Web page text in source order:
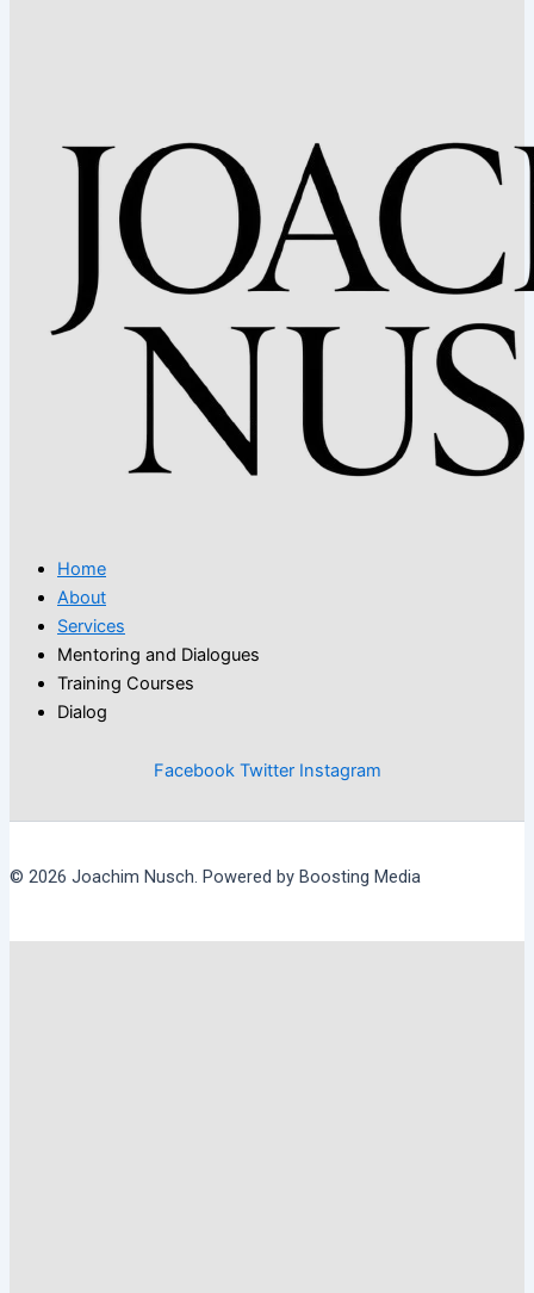
Home
About
Services
Mentoring and Dialogues
Training Courses
Dialog
Facebook Twitter Instagram
© 2026 Joachim Nusch. Powered by Boosting Media